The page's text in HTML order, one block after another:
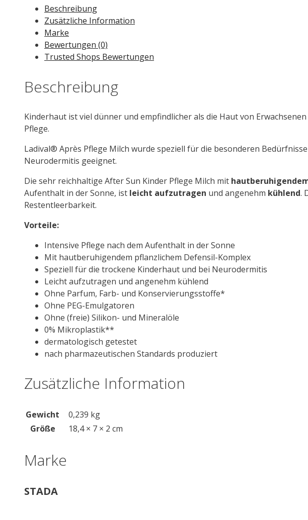
Beschreibung
Zusätzliche Information
Marke
Bewertungen (0)
Trusted Shops Bewertungen
Beschreibung
Kinderhaut ist viel dünner und empfindlicher als die Haut von
Pflege.
Ladival® Après Pflege Milch wurde speziell für die besonderen
Neurodermitis geeignet.
Die sehr reichhaltige After Sun Kinder Pflege Milch mit
Aufenthalt in der Sonne, ist leicht aufzutragen und angenehm kühlend.
Restentleerbarkeit.
Vorteile:
Intensive Pflege nach dem Aufenthalt in der Sonne
Mit hautberuhigendem pflanzlichem Defensil-Komplex
Speziell für die trockene Kinderhaut und bei Neurodermitis
Leicht aufzutragen und angenehm kühlend
Ohne Parfum, Farb- und Konservierungsstoffe*
Ohne PEG-Emulgatoren
Ohne (freie) Silikon- und Mineralöle
0% Mikroplastik**
dermatologisch getestet
nach pharmazeutischen Standards produziert
Zusätzliche Information
Gewicht
0,239 kg
Größe
18,4 × 7 × 2 cm
Marke
STADA